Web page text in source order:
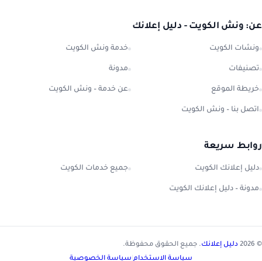
عن: ونش الكويت - دليل إعلانك
ونشات الكويت خدمة ونش الكويت
تصنيفات مدونة
خريطة الموقع عن خدمة – ونش الكويت
اتصل بنا – ونش الكويت
روابط سريعة
دليل إعلانك الكويت جميع خدمات الكويت
مدونة – دليل إعلانك الكويت
© 2026 دليل إعلانك. جميع الحقوق محفوظة.
سياسة الاستخدام سياسة الخصوصية